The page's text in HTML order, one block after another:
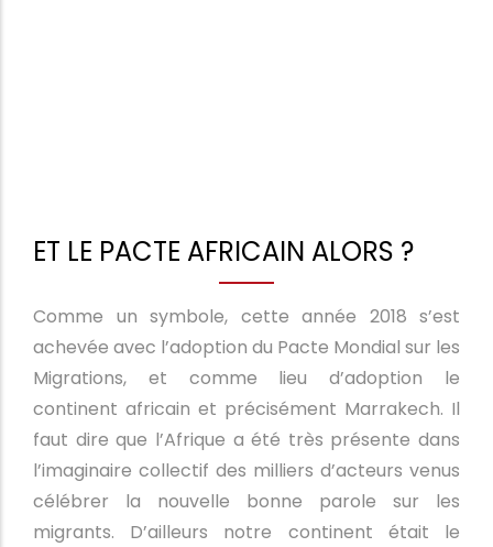
ET LE PACTE AFRICAIN ALORS ?
Comme un symbole, cette année 2018 s’est
achevée avec l’adoption du Pacte Mondial sur les
Migrations, et comme lieu d’adoption le
continent africain et précisément Marrakech. Il
faut dire que l’Afrique a été très présente dans
l’imaginaire collectif des milliers d’acteurs venus
célébrer la nouvelle bonne parole sur les
migrants. D’ailleurs notre continent était le